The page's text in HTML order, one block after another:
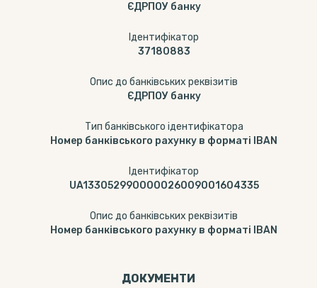
ЄДРПОУ банку
Ідентифікатор
37180883
Опис до банківських реквізитів
ЄДРПОУ банку
Тип банківського ідентифікатора
Номер банківського рахунку в форматі IBAN
Ідентифікатор
UA133052990000026009001604335
Опис до банківських реквізитів
Номер банківського рахунку в форматі IBAN
ДОКУМЕНТИ